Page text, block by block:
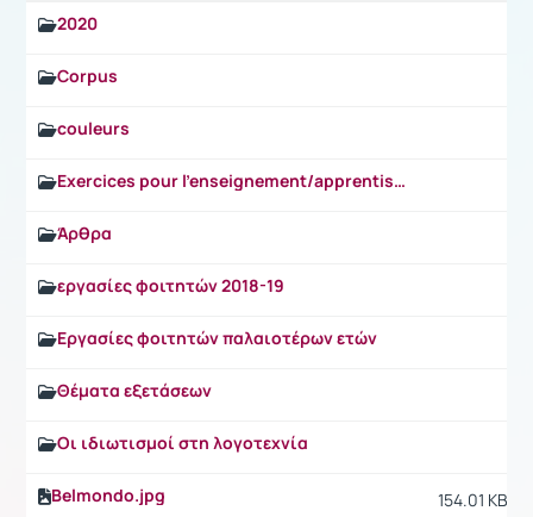
2020
Corpus
couleurs
Exercices pour l'enseignement/apprentissage des EF (révision).doc
Άρθρα
εργασίες φοιτητών 2018-19
Εργασίες φοιτητών παλαιοτέρων ετών
Θέματα εξετάσεων
Οι ιδιωτισμοί στη λογοτεχνία
Belmondo.jpg 154.01 KB